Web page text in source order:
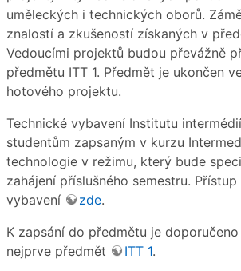
uměleckých i technických oborů.
znalostí a zkušeností získaných v
Vedoucími projektů budou převážně
předmětu ITT 1. Předmět je ukončen
hotového projektu.
Technické vybavení Institutu
studentům zapsaným v kurzu
technologie v režimu, který bude
zahájení příslušného semestru.
vybavení
zde.
K zapsání do předmětu je
nejprve předmět
ITT 1.